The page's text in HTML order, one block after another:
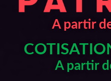
A partir
A partir